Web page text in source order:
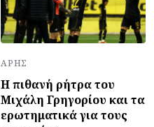
ΆΡΗΣ
Η πιθανή ρήτρα του
Μιχάλη Γρηγορίου και τα
ερωτηματικά για τους